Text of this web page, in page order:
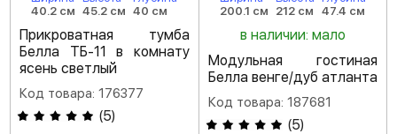
40.2 см
45.2 см
40 см
Прикроватная тумба
Белла ТБ-11 в комнату
ясень светлый
Код товара: 176377
(5)
200.1 см
212 см
47.4 см
в наличии: мало
Модульная гостиная
Белла венге/дуб атланта
Код товара: 187681
(5)